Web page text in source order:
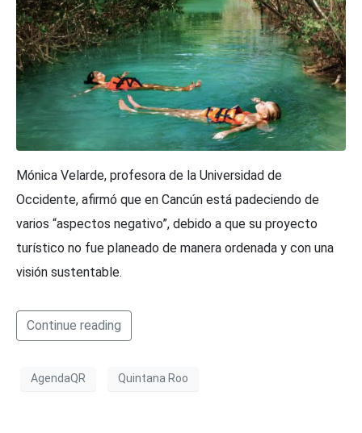
Mónica Velarde, profesora de la Universidad de
Occidente, afirmó que en Cancún está padeciendo de
varios “aspectos negativo”, debido a que su proyecto
turístico no fue planeado de manera ordenada y con una
visión sustentable.
Continue reading
AgendaQR Quintana Roo